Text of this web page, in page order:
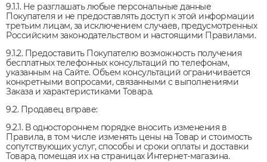
9.1.1. Не разглашать любые персональные данные
Покупателя и не предоставлять доступ к этой информации
третьим лицам, за исключением случаев, предусмотренных
Российским законодательством и настоящими Правилами.
9.1.2. Предоставить Покупателю возможность получения
бесплатных телефонных консультаций по телефонам,
указанным на Cайте. Объем консультаций ограничивается
конкретными вопросами, связанными с выполнениями
Заказа и характеристиками Товара.
9.2. Продавец вправе:
9.2.1. В одностороннем порядке вносить изменения в
Правила, в том числе изменять цены на Товар и стоимость
сопутствующих услуг, способы и сроки оплаты и доставки
Товара, помещая их на страницах Интернет-магазина.